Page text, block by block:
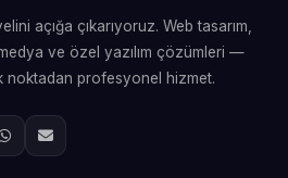
açığa çıkarıyoruz. Web tasarım,
ve özel yazılım çözümleri —
noktadan profesyonel hizmet.